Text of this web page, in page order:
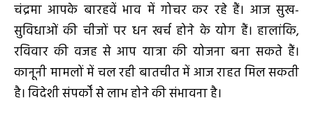
चंद्रमा आपके बारहवें भाव में गोचर कर रहे हैं। आज सुख-
सुविधाओं की चीजों पर धन खर्च होने के योग हैं। हालांकि,
रविवार की वजह से आप यात्रा की योजना बना सकते हैं।
कानूनी मामलों में चल रही बातचीत में आज राहत मिल सकती
है। विदेशी संपर्कों से लाभ होने की संभावना है।